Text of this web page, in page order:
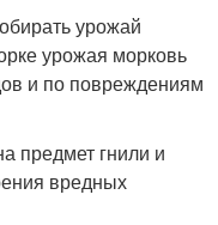
урожай
урожая морковь
и по повреждениям
предмет гнили и
вредных